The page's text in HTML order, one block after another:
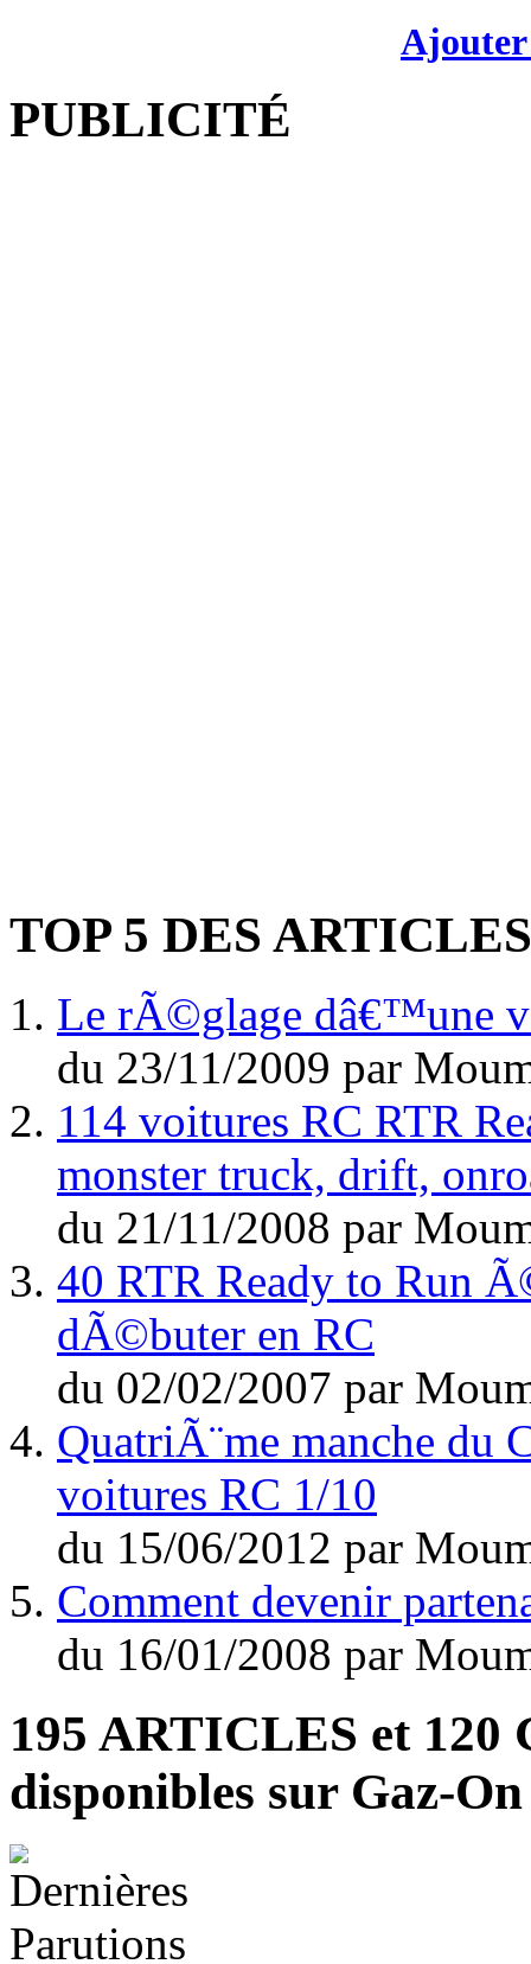
Ajouter
PUBLICITÉ
TOP 5 DES ARTICLES
Le rÃ©glage dâ€™une
du 23/11/2009 par
114 voitures RC RTR
monster truck, drift,
du 21/11/2008 par
40 RTR Ready to Run
dÃ©buter en RC
du 02/02/2007 par
QuatriÃ¨me manche du
voitures RC 1/10
du 15/06/2012 par
Comment devenir
du 16/01/2008 par
195 ARTICLES et 120
disponibles sur Gaz-